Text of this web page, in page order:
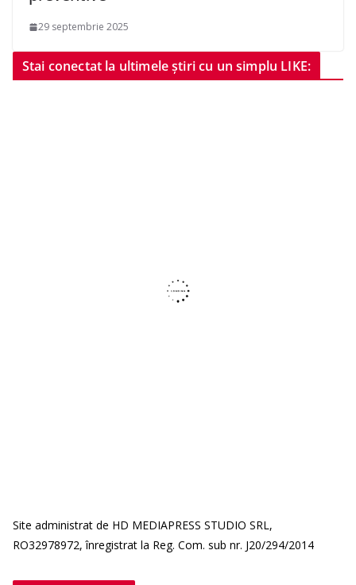
29 septembrie 2025
Stai conectat la ultimele știri cu un simplu LIKE:
Site administrat de HD MEDIAPRESS STUDIO SRL,
RO32978972, înregistrat la Reg. Com. sub nr. J20/294/2014